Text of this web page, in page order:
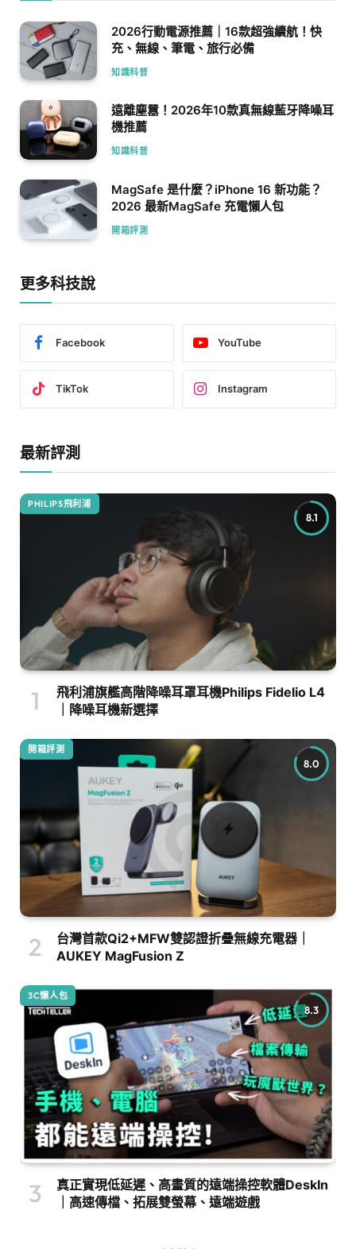
2026行動電源推薦｜16款超強續航！快
充、無線、筆電、旅行必備
知識科普
遠離塵囂！2026年10款真無線藍牙降噪耳
機推薦
知識科普
MagSafe 是什麼？iPhone 16 新功能？
2026 最新MagSafe 充電懶人包
開箱評測
更多科技說
Facebook YouTube
TikTok Instagram
最新評測
8.1
PHILIPS飛利浦
飛利浦旗艦高階降噪耳罩耳機Philips Fidelio L4
｜降噪耳機新選擇
8.0
開箱評測
台灣首款Qi2+MFW雙認證折疊無線充電器｜
AUKEY MagFusion Z
8.3
3C懶人包
真正實現低延遲、高畫質的遠端操控軟體DeskIn
｜高速傳檔、拓展雙螢幕、遠端遊戲